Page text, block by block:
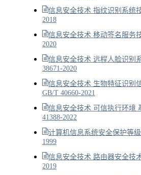
信息安全技术 指纹识别系统
2018
信息安全技术 移动签名服务
2020
信息安全技术 远程人脸识别
38671-2020
信息安全技术 生物特征识别
GB/T 40660-2021
信息安全技术 可信执行环境
41388-2022
计算机信息系统安全保护等
1999
信息安全技术 路由器安全技
2019